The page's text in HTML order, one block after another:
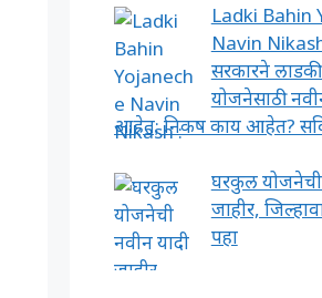
Ladki Bahin
Navin
सरकारने
योजनेसाठी
आहेत; निकष काय आहेत?
घरकुल योजनेची
जाहीर,
पहा